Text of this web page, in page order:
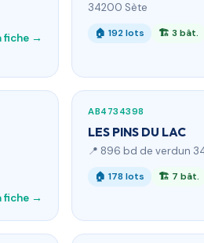
fiche →
34200 Sète
🏠 192 lots 🏗 3 bât.
fiche →
AB4734398
LES PINS DU LAC
📍 896 bd de verdun
🏠 178 lots 🏗 7 bât.